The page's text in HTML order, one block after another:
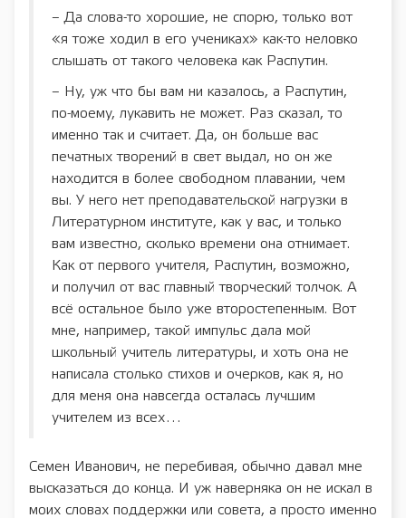
– Да слова-то хорошие, не спорю, только вот
«я тоже ходил в его учениках» как-то неловко
слышать от такого человека как Распутин.
– Ну, уж что бы вам ни казалось, а Распутин,
по-моему, лукавить не может. Раз сказал, то
именно так и считает. Да, он больше вас
печатных творений в свет выдал, но он же
находится в более свободном плавании, чем
вы. У него нет преподавательской нагрузки в
Литературном институте, как у вас, и только
вам известно, сколько времени она отнимает.
Как от первого учителя, Распутин, возможно,
и получил от вас главный творческий толчок. А
всё остальное было уже второстепенным. Вот
мне, например, такой импульс дала мой
школьный учитель литературы, и хоть она не
написала столько стихов и очерков, как я, но
для меня она навсегда осталась лучшим
учителем из всех…
Семен Иванович, не перебивая, обычно давал мне
высказаться до конца. И уж наверняка он не искал в
моих словах поддержки или совета, а просто именно